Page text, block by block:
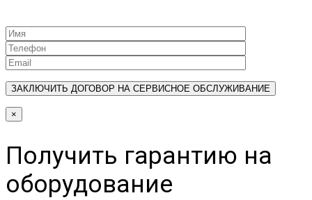
×
Получить гарантию на
оборудование